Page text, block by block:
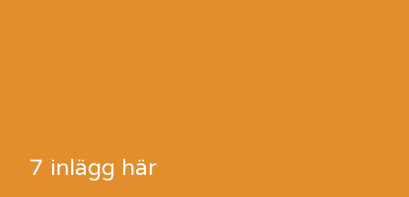
7 inlägg här